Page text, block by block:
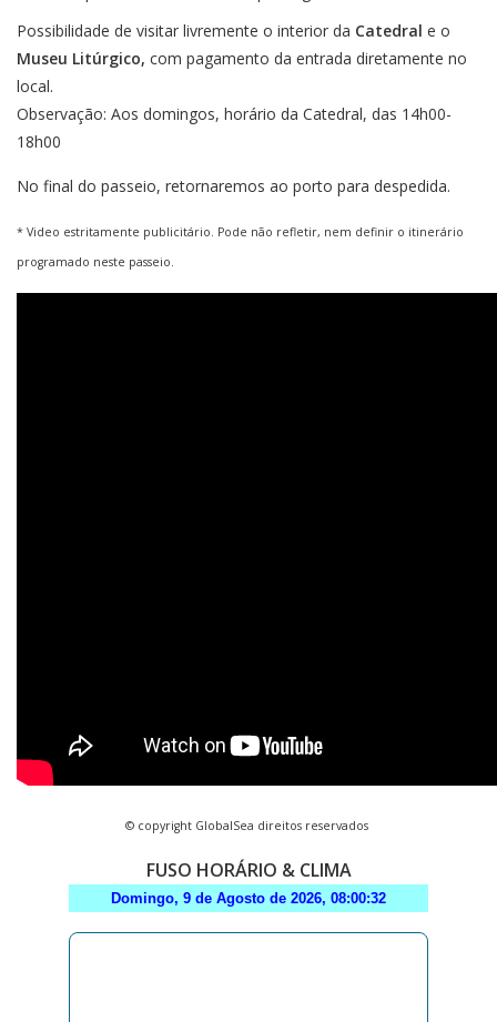
Possibilidade de visitar livremente o interior da Catedral e o
Museu Litúrgico, com pagamento da entrada diretamente no
local.
Observação: Aos domingos, horário da Catedral, das 14h00-
18h00
No final do passeio, retornaremos ao porto para despedida.
* Video estritamente publicitário. Pode não refletir, nem definir o itinerário
programado neste passeio.
© copyright GlobalSea direitos reservados
FUSO HORÁRIO & CLIMA